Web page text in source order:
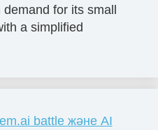
for its small
a simplified
battle және AI